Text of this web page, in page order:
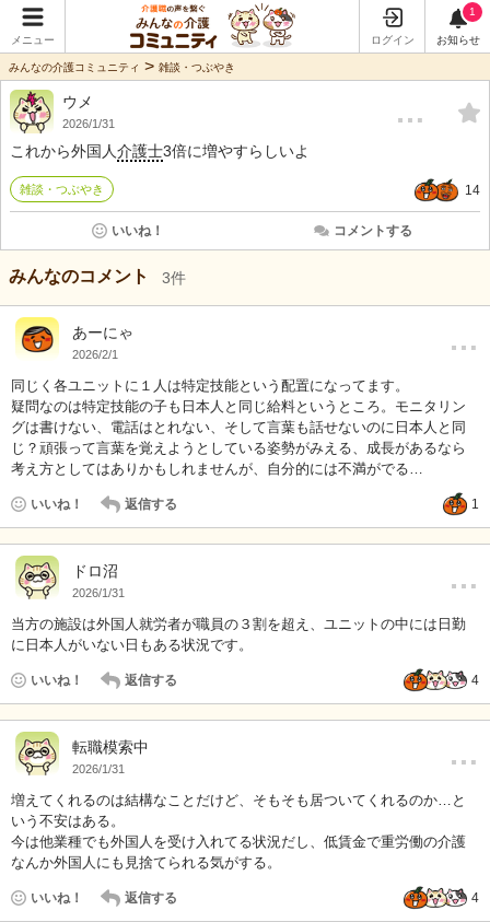
メニュー ログイン
1
お知らせ
みんなの介護コミュニティ > 雑談・つぶやき
ウメ
2026/1/31 …
これから外国人介護士3倍に増やすらしいよ
雑談・つぶやき 14
いいね！ コメントする
みんなのコメント 3件
あーにゃ
2026/2/1 …
同じく各ユニットに１人は特定技能という配置になってます。
疑問なのは特定技能の子も日本人と同じ給料というところ。モニタリン
グは書けない、電話はとれない、そして言葉も話せないのに日本人と同
じ？頑張って言葉を覚えようとしている姿勢がみえる、成長があるなら
考え方としてはありかもしれませんが、自分的には不満がでる…
いいね！ 返信する 1
ドロ沼
2026/1/31 …
当方の施設は外国人就労者が職員の３割を超え、ユニットの中には日勤
に日本人がいない日もある状況です。
いいね！ 返信する 4
転職模索中
2026/1/31 …
増えてくれるのは結構なことだけど、そもそも居ついてくれるのか…と
いう不安はある。
今は他業種でも外国人を受け入れてる状況だし、低賃金で重労働の介護
なんか外国人にも見捨てられる気がする。
いいね！ 返信する 4